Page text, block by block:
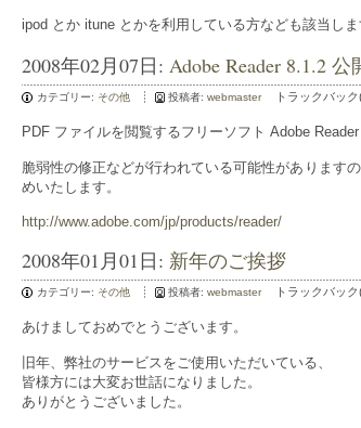
ipod とか itune とかを利用している方なども該当し
2008年02月07日: Adobe Reader 8.1.2 公
カテゴリー: その他 投稿者: webmaster トラックバック
PDF ファイルを閲覧するフリーソフト Adobe
脆弱性の修正などが行われている可能性があります
めいたします。
http://www.adobe.com/jp/products/reader/
2008年01月01日: 新年のご挨拶
カテゴリー: その他 投稿者: webmaster トラックバック
あけましておめでとうございます。
旧年、弊社のサービスをご使用いただいている、
皆様方には大変お世話になりました。
ありがとうございました。